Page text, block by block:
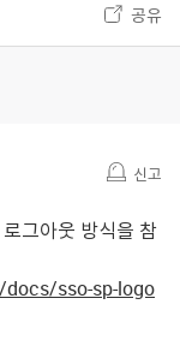
공유
신고
그아웃 방식을 참
sso-sp-logo